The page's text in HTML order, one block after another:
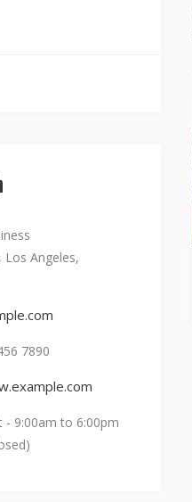
Los Angeles,
7890
- 9:00am to 6:00pm